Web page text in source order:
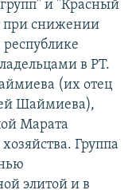
и "Красный
при снижении
в РТ.
(их отец
Шаймиева),
Марата
Группа
элитой и в